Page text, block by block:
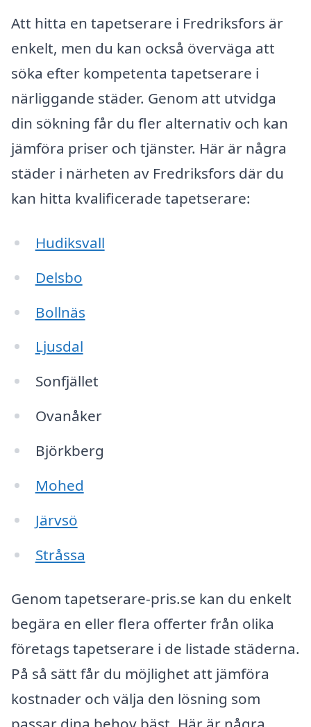
Att hitta en tapetserare i Fredriksfors är
enkelt, men du kan också överväga att
söka efter kompetenta tapetserare i
närliggande städer. Genom att utvidga
din sökning får du fler alternativ och kan
jämföra priser och tjänster. Här är några
städer i närheten av Fredriksfors där du
kan hitta kvalificerade tapetserare:
Hudiksvall
Delsbo
Bollnäs
Ljusdal
Sonfjället
Ovanåker
Björkberg
Mohed
Järvsö
Stråssa
Genom tapetserare-pris.se kan du enkelt
begära en eller flera offerter från olika
företags tapetserare i de listade städerna.
På så sätt får du möjlighet att jämföra
kostnader och välja den lösning som